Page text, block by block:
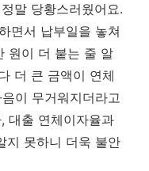
말 당황스러웠어요.
면서 납부일을 놓쳐
원이 더 붙는 줄 알
더 큰 금액이 연체
이 무거워지더라고
대출 연체이자율과
지 못하니 더욱 불안